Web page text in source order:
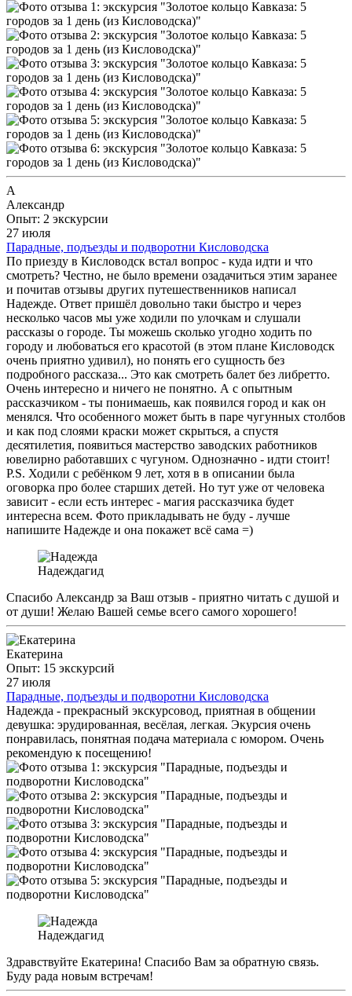
А
Александр
Опыт: 2 экскурсии
27 июля
Парадные, подъезды и подворотни Кисловодска
По приезду в Кисловодск встал вопрос - куда идти и что
смотреть? Честно, не было времени озадачиться этим заранее
и почитав отзывы других путешественников написал
Надежде. Ответ пришёл довольно таки быстро и через
несколько часов мы уже ходили по улочкам и слушали
рассказы о городе. Ты можешь сколько угодно ходить по
городу и любоваться его красотой (в этом плане Кисловодск
очень приятно удивил), но понять его сущность без
подробного рассказа... Это как смотреть балет без либретто.
Очень интересно и ничего не понятно. А с опытным
рассказчиком - ты понимаешь, как появился город и как он
менялся. Что особенного может быть в паре чугунных столбов
и как под слоями краски может скрыться, а спустя
десятилетия, появиться мастерство заводских работников
ювелирно работавших с чугуном. Однозначно - идти стоит!
P.S. Ходили с ребёнком 9 лет, хотя в в описании была
оговорка про более старших детей. Но тут уже от человека
зависит - если есть интерес - магия рассказчика будет
интересна всем. Фото прикладывать не буду - лучше
напишите Надежде и она покажет всё сама =)
Надеждагид
Спасибо Александр за Ваш отзыв - приятно читать с душой и
от души! Желаю Вашей семье всего самого хорошего!
Екатерина
Опыт: 15 экскурсий
27 июля
Парадные, подъезды и подворотни Кисловодска
Надежда - прекрасный экскурсовод, приятная в общении
девушка: эрудированная, весёлая, легкая. Экурсия очень
понравилась, понятная подача материала с юмором. Очень
рекомендую к посещению!
Надеждагид
Здравствуйте Екатерина! Спасибо Вам за обратную связь.
Буду рада новым встречам!